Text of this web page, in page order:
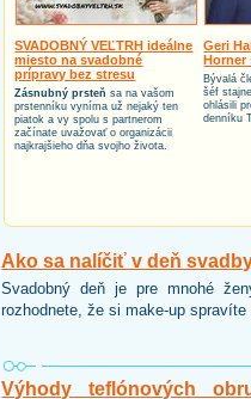
SVADOBNÝ VEĽTRH ideálne
miesto na svadobné
prípravy bez stresu
Zásnubný prsteň sa na vašom
prstenníku vyníma už nejaký ten
piatok a vy spolu s partnerom
začínate uvažovať o organizácii
najkrajšieho dňa svojho života.
Geri
Horner
Bývalá
šéf
ohlásili
denníku
Ako sa nalíčiť v deň
Svadobný deň je pre mnohé
rozhodnete, že si make-up
Výhody teflónových